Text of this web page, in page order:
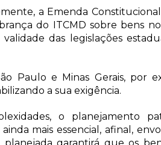
a Emenda
do ITCMD sobre bens
das legislações
Paulo e Minas Gerais, por
a sua exigência.
o planejamento
mais essencial, afinal,